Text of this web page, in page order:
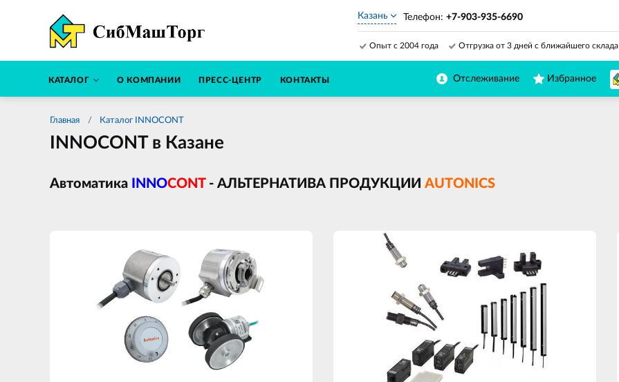
Казань Телефон: +7-903-935-6690
Отслеживание Избранное
Опыт с 2004 года Отгрузка от 3 дней с ближайшего склада
КАТАЛОГ О КОМПАНИИ ПРЕСС-ЦЕНТР КОНТАКТЫ
Главная Каталог INNOCONT
INNOCONT в Казане
Автоматика INNOCONT- АЛЬТЕРНАТИВА ПРОДУКЦИИ AUTONICS